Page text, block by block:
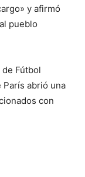
y afirmó
pueblo
Fútbol
París abrió una
con